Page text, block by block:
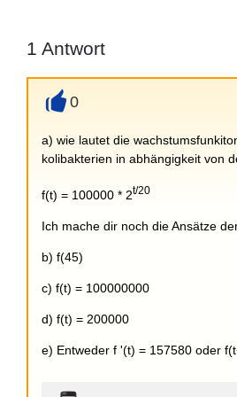
1 Antwort
0
a) wie lautet die
kolibakterien in abhängigkeit von
f(t) = 100000 * 2t/20
Ich mache dir noch die Ansätze
b) f(45)
c) f(t) = 100000000
d) f(t) = 200000
e) Entweder f '(t) = 157580 oder